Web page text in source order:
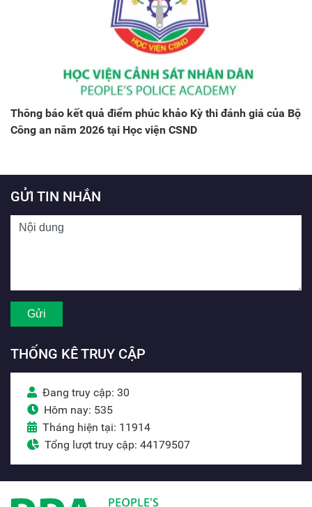
Thông báo kết quả điểm phúc khảo Kỳ thi đánh giá của Bộ
Công an năm 2026 tại Học viện CSND
GỬI TIN NHẮN
THỐNG KÊ TRUY CẬP
Đang truy cập: 30
Hôm nay: 535
Tháng hiện tại: 11914
Tổng lượt truy cập: 44179507